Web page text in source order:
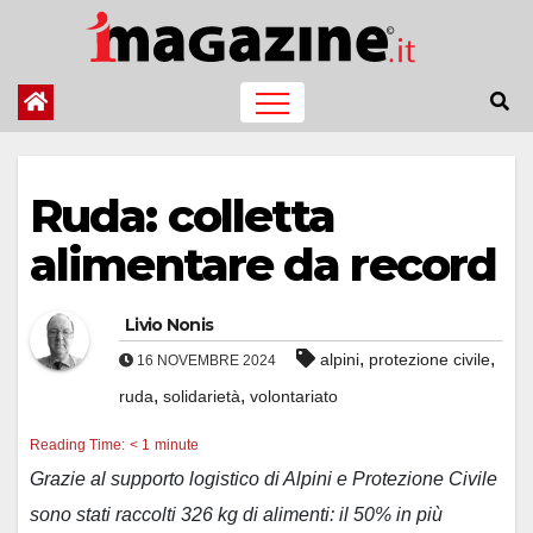
contenuto
Ruda: colletta
alimentare da record
Livio Nonis
16 NOVEMBRE 2024 alpini, protezione civile,
ruda, solidarietà, volontariato
Reading Time: < 1 minute
Grazie al supporto logistico di Alpini e Protezione Civile
sono stati raccolti 326 kg di alimenti: il 50% in più